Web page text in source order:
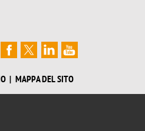
MAPPA DEL SITO